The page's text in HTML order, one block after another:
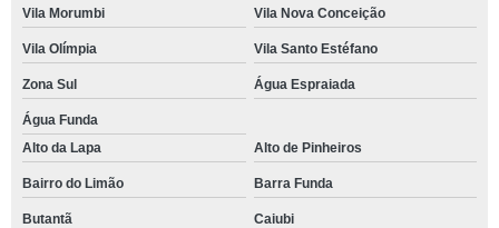
Vila Morumbi Vila Nova Conceição
Vila Olímpia Vila Santo Estéfano
Zona Sul Água Espraiada
Água Funda
Alto da Lapa
Alto de Pinheiros
Bairro do Limão Barra Funda
Butantã Caiubi